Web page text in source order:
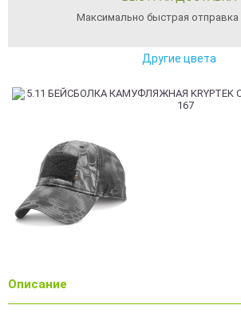
Максимально быстрая отправка
Другие цвета
Описание